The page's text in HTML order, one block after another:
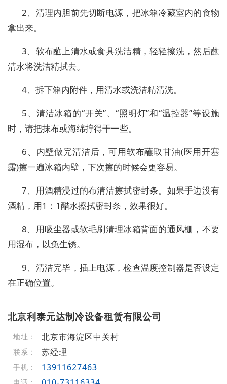
2、清理内胆前先切断电源，把冰箱冷藏室内的食物
拿出来。
3、软布蘸上清水或食具洗洁精，轻轻擦洗，然后蘸
清水将洗洁精拭去。
4、拆下箱内附件，用清水或洗洁精清洗。
5、清洁冰箱的“开关”、“照明灯”和“温控器”等设施
时，请把抹布或海绵拧得干一些。
6、内壁做完清洁后，可用软布蘸取甘油(医用开塞
露)擦一遍冰箱内壁，下次擦的时候会更容易。
7、用酒精浸过的布清洁擦拭密封条。如果手边没有
酒精，用1：1醋水擦拭密封条，效果很好。
8、用吸尘器或软毛刷清理冰箱背面的通风栅，不要
用湿布，以免生锈。
9、清洁完毕，插上电源，检查温度控制器是否设定
在正确位置。
北京利泰元达制冷设备租赁有限公司
地址： 北京市海淀区中关村
联系： 苏经理
手机： 13911627463